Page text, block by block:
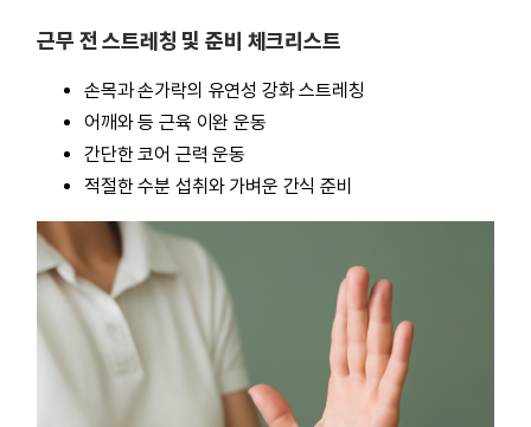
근무 전 스트레칭 및 준비 체크리스트
손목과 손가락의 유연성 강화 스트레칭
어깨와 등 근육 이완 운동
간단한 코어 근력 운동
적절한 수분 섭취와 가벼운 간식 준비